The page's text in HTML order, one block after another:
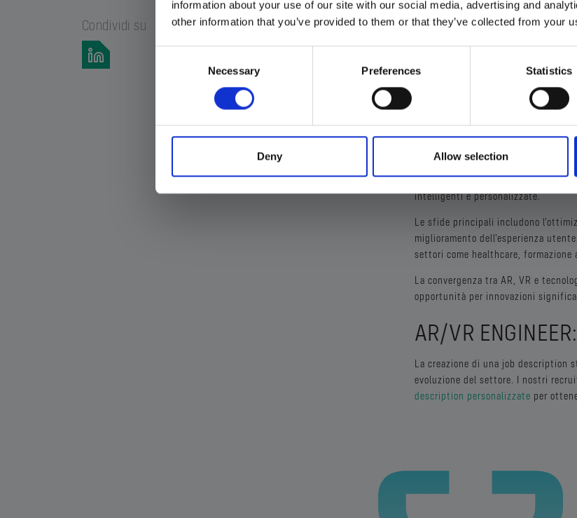
information about your use of our site with our social media, advertising and
other information that you’ve provided to them or that they’ve collected from your
Necessary Preferences Statistics
Deny Allow selection
Condividi su
La progressione di carriera tipica
Engineer o Technical Director.
I ruoli futuri potrebbero includere
in AR/VR, consulente strategico
AR/VR
Il settore AR/VR sta vivendo una
d'uso. L'integrazione con l'AI e il
intelligenti e personalizzate.
Le sfide principali includono
miglioramento dell'esperienza
settori come healthcare, formazione
La convergenza tra AR, VR e
opportunità per innovazioni
AR/VR
La creazione di una job description
evoluzione del settore. I nostri
description personalizzate per